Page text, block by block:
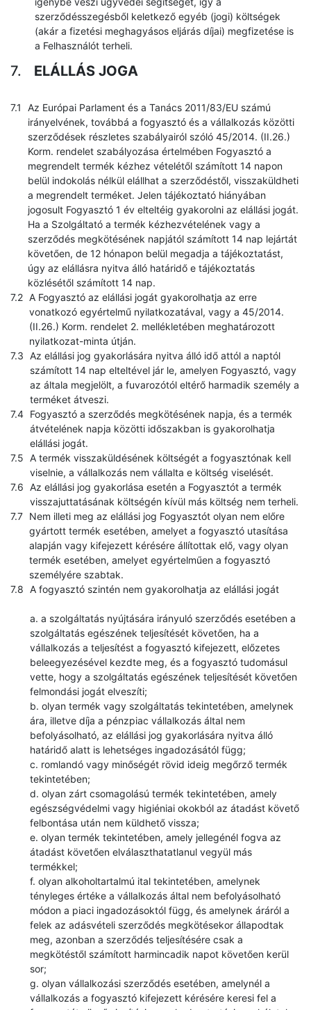
szerződésszegésből keletkező egyéb (jogi) költségek
(akár a fizetési meghagyásos eljárás díjai) megfizetése is
a Felhasználót terheli.
ELÁLLÁS JOGA
Az Európai Parlament és a Tanács 2011/83/EU számú
irányelvének, továbbá a fogyasztó és a vállalkozás közötti
szerződések részletes szabályairól szóló 45/2014. (II.26.)
Korm. rendelet szabályozása értelmében Fogyasztó a
megrendelt termék kézhez vételétől számított 14 napon
belül indokolás nélkül elállhat a szerződéstől, visszaküldheti
a megrendelt terméket. Jelen tájékoztató hiányában
jogosult Fogyasztó 1 év elteltéig gyakorolni az elállási jogát.
Ha a Szolgáltató a termék kézhezvételének vagy a
szerződés megkötésének napjától számított 14 nap lejártát
követően, de 12 hónapon belül megadja a tájékoztatást,
úgy az elállásra nyitva álló határidő e tájékoztatás
közlésétől számított 14 nap.
A Fogyasztó az elállási jogát gyakorolhatja az erre
vonatkozó egyértelmű nyilatkozatával, vagy a 45/2014.
(II.26.) Korm. rendelet 2. mellékletében meghatározott
nyilatkozat-minta útján.
Az elállási jog gyakorlására nyitva álló idő attól a naptól
számított 14 nap elteltével jár le, amelyen Fogyasztó, vagy
az általa megjelölt, a fuvarozótól eltérő harmadik személy a
terméket átveszi.
Fogyasztó a szerződés megkötésének napja, és a termék
átvételének napja közötti időszakban is gyakorolhatja
elállási jogát.
A termék visszaküldésének költségét a fogyasztónak kell
viselnie, a vállalkozás nem vállalta e költség viselését.
Az elállási jog gyakorlása esetén a Fogyasztót a termék
visszajuttatásának költségén kívül más költség nem terheli.
Nem illeti meg az elállási jog Fogyasztót olyan nem előre
gyártott termék esetében, amelyet a fogyasztó utasítása
alapján vagy kifejezett kérésére állítottak elő, vagy olyan
termék esetében, amelyet egyértelműen a fogyasztó
személyére szabtak.
A fogyasztó szintén nem gyakorolhatja az elállási jogát
a. a szolgáltatás nyújtására irányuló szerződés esetében a
szolgáltatás egészének teljesítését követően, ha a
vállalkozás a teljesítést a fogyasztó kifejezett, előzetes
beleegyezésével kezdte meg, és a fogyasztó tudomásul
vette, hogy a szolgáltatás egészének teljesítését követően
felmondási jogát elveszíti;
b. olyan termék vagy szolgáltatás tekintetében, amelynek
ára, illetve díja a pénzpiac vállalkozás által nem
befolyásolható, az elállási jog gyakorlására nyitva álló
határidő alatt is lehetséges ingadozásától függ;
c. romlandó vagy minőségét rövid ideig megőrző termék
tekintetében;
d. olyan zárt csomagolású termék tekintetében, amely
egészségvédelmi vagy higiéniai okokból az átadást követő
felbontása után nem küldhető vissza;
e. olyan termék tekintetében, amely jellegénél fogva az
átadást követően elválaszthatatlanul vegyül más
termékkel;
f. olyan alkoholtartalmú ital tekintetében, amelynek
tényleges értéke a vállalkozás által nem befolyásolható
módon a piaci ingadozásoktól függ, és amelynek áráról a
felek az adásvételi szerződés megkötésekor állapodtak
meg, azonban a szerződés teljesítésére csak a
megkötéstől számított harmincadik napot követően kerül
sor;
g. olyan vállalkozási szerződés esetében, amelynél a
vállalkozás a fogyasztó kifejezett kérésére keresi fel a